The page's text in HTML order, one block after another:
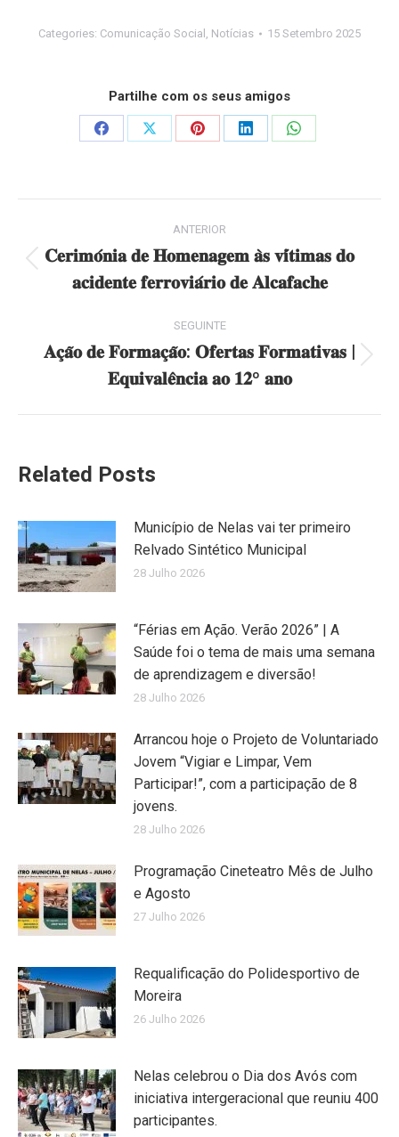
Categories: Comunicação Social Notícias 15 Setembro 2025
Partilhe com os seus amigos
Share
Share
Share
Share
Share
navigation
ANTERIOR
Previous
post:
𝐂𝐞𝐫𝐢𝐦𝐨́𝐧𝐢𝐚 𝐝𝐞 𝐇𝐨𝐦𝐞𝐧𝐚𝐠𝐞𝐦 𝐚̀𝐬 𝐯𝐢́𝐭𝐢𝐦𝐚𝐬 𝐝𝐨
𝐚𝐜𝐢𝐝𝐞𝐧𝐭𝐞 𝐟𝐞𝐫𝐫𝐨𝐯𝐢𝐚́𝐫𝐢𝐨 𝐝𝐞 𝐀𝐥𝐜𝐚𝐟𝐚𝐜𝐡𝐞
SEGUINTE
Next
post:
𝐀𝐜̧𝐚̃𝐨 𝐝𝐞 𝐅𝐨𝐫𝐦𝐚𝐜̧𝐚̃𝐨: 𝐎𝐟𝐞𝐫𝐭𝐚𝐬 𝐅𝐨𝐫𝐦𝐚𝐭𝐢𝐯𝐚𝐬 |
𝐄𝐪𝐮𝐢𝐯𝐚𝐥𝐞̂𝐧𝐜𝐢𝐚 𝐚𝐨 𝟏𝟐º 𝐚𝐧𝐨
Related Posts
Município de Nelas vai ter primeiro
Relvado Sintético Municipal
28 Julho 2026
“Férias em Ação. Verão 2026” | A
Saúde foi o tema de mais uma semana
de aprendizagem e diversão!
28 Julho 2026
Arrancou hoje o Projeto de Voluntariado
Jovem “Vigiar e Limpar, Vem
Participar!”, com a participação de 8
jovens.
28 Julho 2026
Programação Cineteatro Mês de Julho
e Agosto
27 Julho 2026
Requalificação do Polidesportivo de
Moreira
26 Julho 2026
Nelas celebrou o Dia dos Avós com
iniciativa intergeracional que reuniu 400
participantes.